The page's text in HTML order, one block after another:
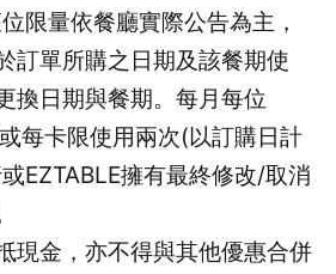
限量依餐廳實際公告為主，
訂單所購之日期及該餐期使
換日期與餐期。每月每位
每卡限使用兩次(以訂購日計
EZTABLE擁有最終修改/取消
現金，亦不得與其他優惠合併